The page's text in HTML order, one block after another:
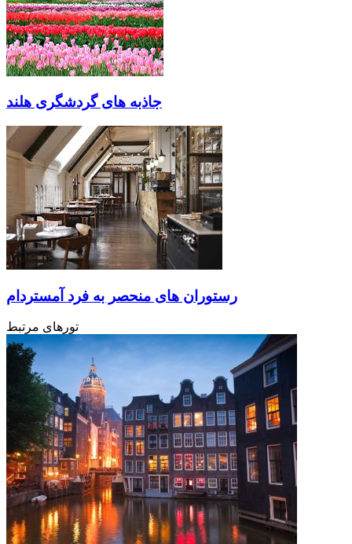
جاذبه های گردشگری هلند
رستوران های منحصر به فرد آمستردام
تورهای مرتبط